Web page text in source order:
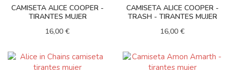
CAMISETA ALICE COOPER -
TIRANTES MUJER
16,00 €
CAMISETA ALICE COOPER -
TRASH - TIRANTES MUJER
16,00 €